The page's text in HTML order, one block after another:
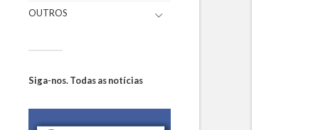
OUTROS
Siga-nos. Todas as notícias